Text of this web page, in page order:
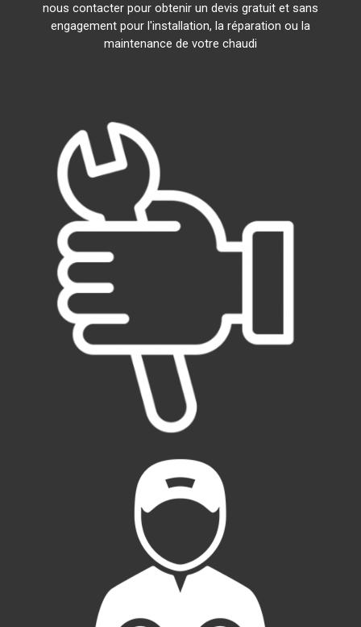
nous contacter pour obtenir un devis gratuit et sans
engagement pour l'installation, la réparation ou la
maintenance de votre chaudi